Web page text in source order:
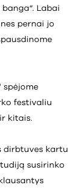
Labai
pernai jo
spėjome
festivaliu
kitais.
dirbtuves kartu
susirinko